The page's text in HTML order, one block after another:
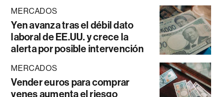
MERCADOS
Yen avanza tras el débil dato
laboral de EE.UU. y crece la
alerta por posible intervención
MERCADOS
Vender euros para comprar
yenes aumenta el riesgo